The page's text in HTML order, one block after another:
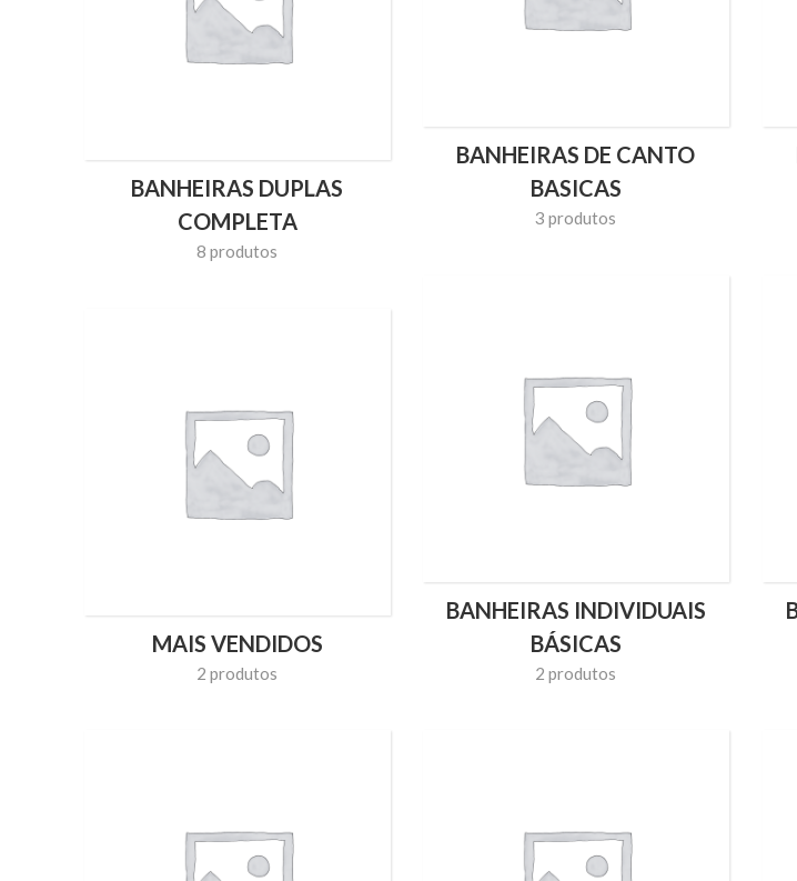
BANHEIRAS DE CANTO
BASICAS
3 produtos
BANHEIRAS DUPLAS
COMPLETA
8 produtos
BANHEIRAS INDIVIDUAIS
BÁSICAS
2 produtos
MAIS VENDIDOS
2 produtos